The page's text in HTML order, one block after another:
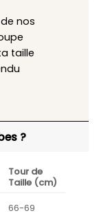
de nos
taille
?
Tour de
Taille (cm)
66-69